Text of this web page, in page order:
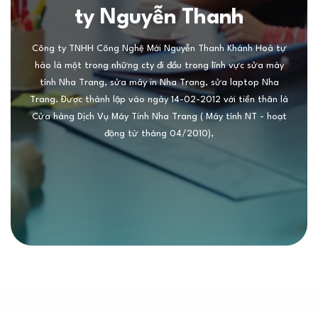
ty Nguyễn Thanh
Công ty TNHH Công Nghệ Mới Nguyễn Thanh Khánh Hoà tự
hào là một trong những cty đi đầu trong lĩnh vực sửa máy
tính Nha Trang, sửa máy in Nha Trang, sửa laptop Nha
Trang. Được thành lập vào ngày 14-02-2012 với tiền thân là
Cửa hàng Dịch Vụ Máy Tính Nha Trang ( Máy tính NT - hoạt
động từ tháng 04/2010),